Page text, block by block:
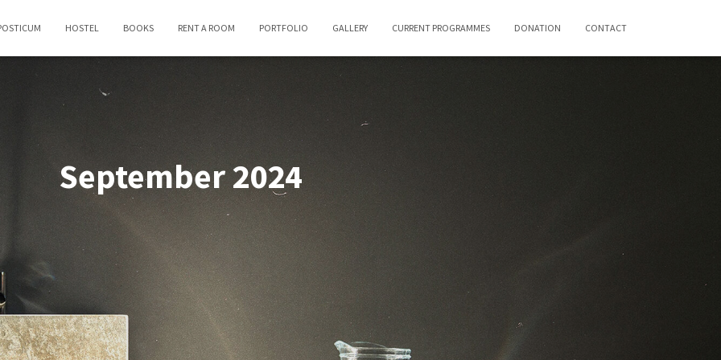
HOSTEL BOOKS RENT A ROOM PORTFOLIO GALLERY CURRENT PROGRAMMES DONATION CONTACT
September 2024